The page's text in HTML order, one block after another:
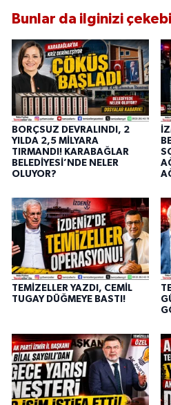
Bunlar da ilginizi
BORÇSUZ DEVRALINDI, 2
YILDA 2,5 MİLYARA
TIRMANDI! KARABAĞLAR
BELEDİYESİ’NDE NELER
OLUYOR?
TEMİZELLER YAZDI, CEMİL
TUGAY DÜĞMEYE BASTI!